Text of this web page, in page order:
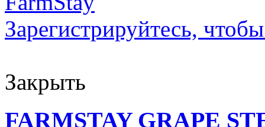
Зарегистрируйтесь,
Закрыть
FARMSTAY GRAPE